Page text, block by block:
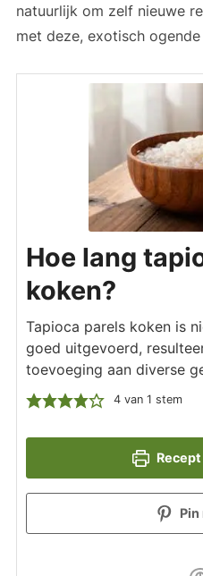
natuurlijk om zelf nieuwe
met deze, exotisch ogende
Hoe lang
koken?
Tapioca parels koken is
goed uitgevoerd,
toevoeging aan diverse
4van 1 stem